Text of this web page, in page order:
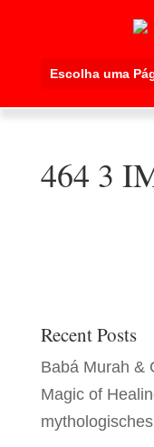
Escolha uma
464 3
Recent Posts
Babá Murah &
Magic of